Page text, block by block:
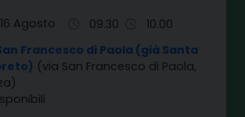
Agosto
09.30
10.00
Francesco di Paola (già Santa
(via San Francesco di Paola,